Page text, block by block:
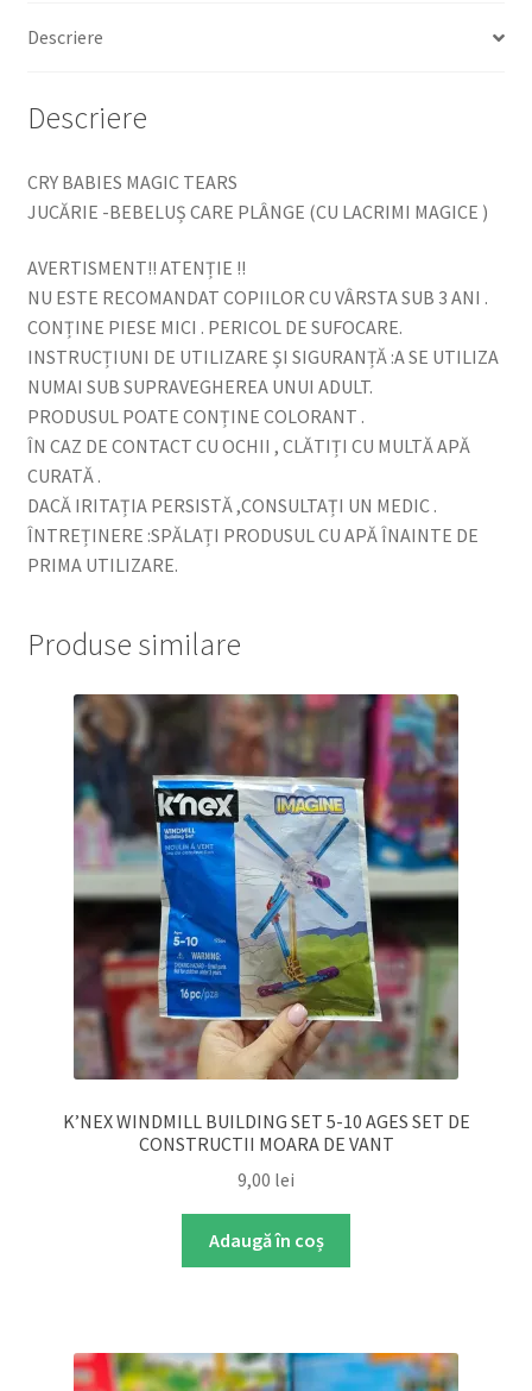
CARE
LACRIMI
)
Descriere
Descriere
CRY BABIES MAGIC TEARS
JUCĂRIE -BEBELUȘ CARE PLÂNGE (CU LACRIMI MAGICE )
AVERTISMENT!! ATENȚIE !!
NU ESTE RECOMANDAT COPIILOR CU VÂRSTA SUB 3 ANI .
CONȚINE PIESE MICI . PERICOL DE SUFOCARE.
INSTRUCȚIUNI DE UTILIZARE ȘI SIGURANȚĂ :A SE UTILIZA
NUMAI SUB SUPRAVEGHEREA UNUI ADULT.
PRODUSUL POATE CONȚINE COLORANT .
ÎN CAZ DE CONTACT CU OCHII , CLĂTIȚI CU MULTĂ APĂ
CURATĂ .
DACĂ IRITAȚIA PERSISTĂ ,CONSULTAȚI UN MEDIC .
ÎNTREȚINERE :SPĂLAȚI PRODUSUL CU APĂ ÎNAINTE DE
PRIMA UTILIZARE.
Produse similare
K’NEX WINDMILL BUILDING SET 5-10 AGES SET DE
CONSTRUCTII MOARA DE VANT
9,00 lei
Adaugă în coș